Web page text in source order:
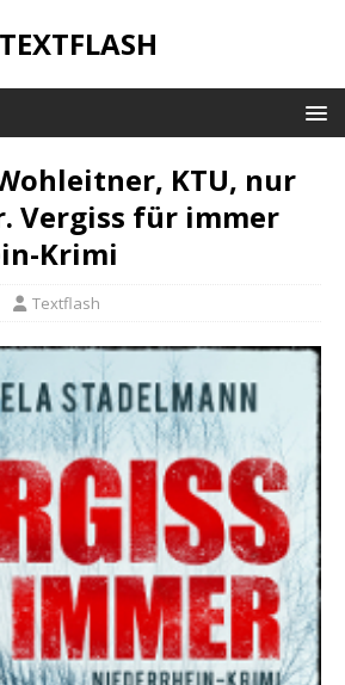
TEXTFLASH
KTU, nur
Vergiss für immer
Krimi
Textflash